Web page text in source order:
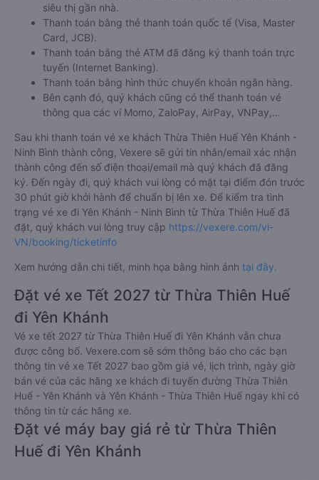
siêu thị gần nhà.
Thanh toán bằng thẻ thanh toán quốc tế (Visa, Master
Card, JCB).
Thanh toán bằng thẻ ATM đã đăng ký thanh toán trực
tuyến (Internet Banking).
Thanh toán bằng hình thức chuyển khoản ngân hàng.
Bên cạnh đó, quý khách cũng có thể thanh toán vé
thông qua các ví Momo, ZaloPay, AirPay, VNPay,…
Sau khi thanh toán vé xe khách Thừa Thiên Huế Yên Khánh -
Ninh Bình thành công, Vexere sẽ gửi tin nhắn/email xác nhận
thành công đến số điện thoại/email mà quý khách đã đăng
ký. Đến ngày đi, quý khách vui lòng có mặt tại điểm đón trước
30 phút giờ khởi hành để chuẩn bị lên xe. Để kiểm tra tình
trạng vé xe đi Yên Khánh - Ninh Bình từ Thừa Thiên Huế đã
đặt, quý khách vui lòng truy cập https://vexere.com/vi-
VN/booking/ticketinfo
Xem hướng dẫn chi tiết, minh họa bằng hình ảnh tại đây.
Đặt vé xe Tết 2027 từ Thừa Thiên Huế
đi Yên Khánh
Vé xe tết 2027 từ Thừa Thiên Huế đi Yên Khánh vẫn chưa
được công bố. Vexere.com sẽ sớm thông báo cho các bạn
thông tin vé xe Tết 2027 bao gồm giá vé, lịch trình, ngày giờ
bán vé của các hãng xe khách đi tuyến đường Thừa Thiên
Huế - Yên Khánh và Yên Khánh - Thừa Thiên Huế ngay khi có
thông tin từ các hãng xe.
Đặt vé máy bay giá rẻ từ Thừa Thiên
Huế đi Yên Khánh